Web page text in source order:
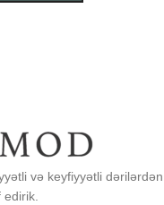
və keyfiyyətli dərilərdən
edirik.